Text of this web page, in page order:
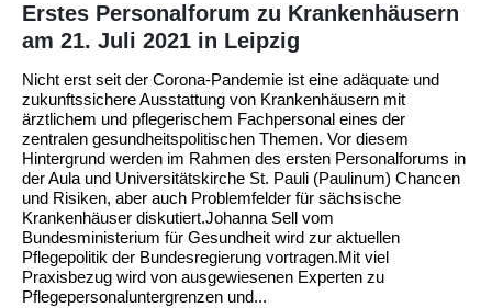
Erstes Personalforum zu Krankenhäusern
am 21. Juli 2021 in Leipzig
Nicht erst seit der Corona-Pandemie ist eine adäquate und
zukunftssichere Ausstattung von Krankenhäusern mit
ärztlichem und pflegerischem Fachpersonal eines der
zentralen gesundheitspolitischen Themen. Vor diesem
Hintergrund werden im Rahmen des ersten Personalforums in
der Aula und Universitätskirche St. Pauli (Paulinum) Chancen
und Risiken, aber auch Problemfelder für sächsische
Krankenhäuser diskutiert.Johanna Sell vom
Bundesministerium für Gesundheit wird zur aktuellen
Pflegepolitik der Bundesregierung vortragen.Mit viel
Praxisbezug wird von ausgewiesenen Experten zu
Pflegepersonaluntergrenzen und...